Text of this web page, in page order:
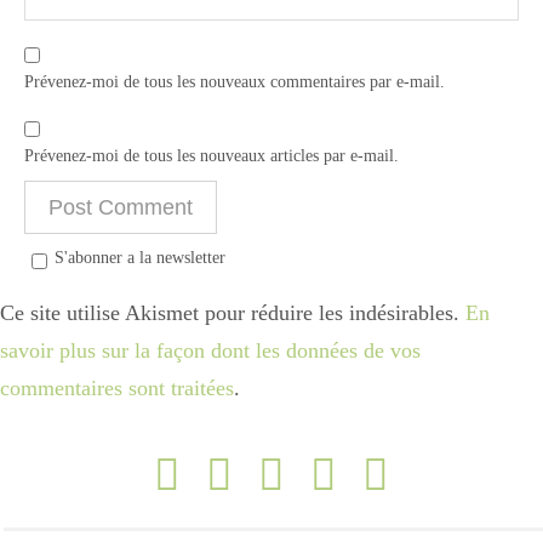
Prévenez-moi de tous les nouveaux commentaires par e-mail.
Prévenez-moi de tous les nouveaux articles par e-mail.
S'abonner a la newsletter
Ce site utilise Akismet pour réduire les indésirables. En
savoir plus sur la façon dont les données de vos
commentaires sont traitées.